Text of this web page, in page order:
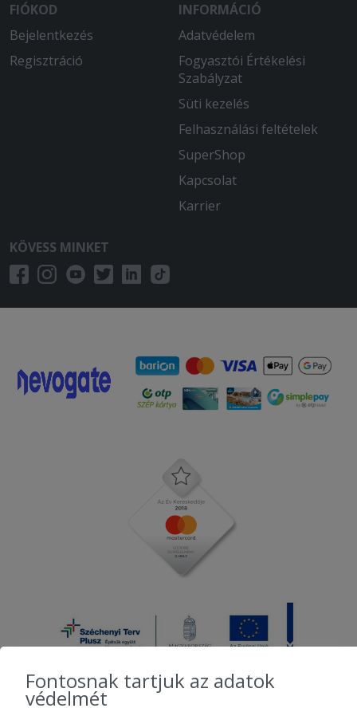
FIÓKOD
Bejelentkezés
Regisztráció
INFORMÁCIÓ
Adatvédelem
Fogyasztói Értékelési
Szabályzat
Süti kezelés
Felhasználási feltételek
SuperShop
Kapcsolat
Karrier
KÖVESS MINKET
Fontosnak tartjuk az adatok
védelmét